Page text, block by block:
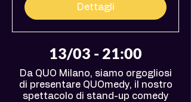
Dettagli
13/03 - 21:00
Da QUO Milano, siamo orgogliosi
di presentare QUOmedy, il nostro
spettacolo di stand-up comedy